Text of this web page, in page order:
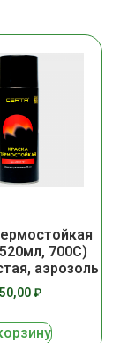
700С)
аэрозоль
₽